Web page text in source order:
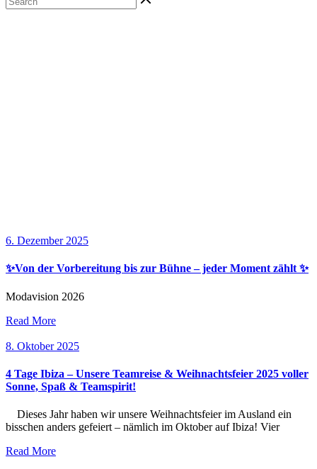
6. Dezember 2025
✨Von der Vorbereitung bis zur Bühne – jeder Moment zählt ✨
Modavision 2026
Read More
8. Oktober 2025
4 Tage Ibiza – Unsere Teamreise & Weihnachtsfeier 2025 voller
Sonne, Spaß & Teamspirit!
Dieses Jahr haben wir unsere Weihnachtsfeier im Ausland ein
bisschen anders gefeiert – nämlich im Oktober auf Ibiza! Vier
Read More